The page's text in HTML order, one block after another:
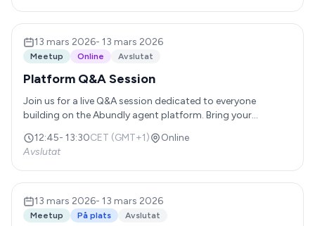
scale. This is about what it really takes for companies with
100+ employees to make AI agents work, and avoid the
most common pitfalls. The webinar will be held in English.
13 mars 2026- 13 mars 2026
Meetup Online Avslutat
Platform Q&A Session
Join us for a live Q&A session dedicated to everyone
building on the Abundly agent platform. Bring your
guidance directly from our team. These sessions run
approximately every other week and are designed to help
you move your agent project forward faster.
12:45- 13:30CET (GMT+1)
Online
Avslutat
13 mars 2026- 13 mars 2026
Meetup På plats Avslutat